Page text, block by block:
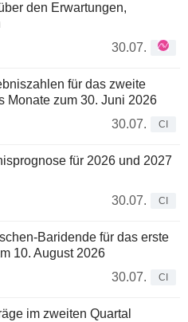
den Erwartungen,
30.07.
für das zweite
Monate zum 30. Juni 2026
30.07.
CI
für 2026 und 2027
30.07.
CI
Baridende für das erste
10. August 2026
30.07.
CI
im zweiten Quartal